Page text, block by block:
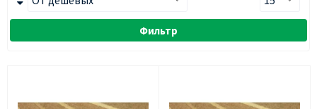
Фильтр